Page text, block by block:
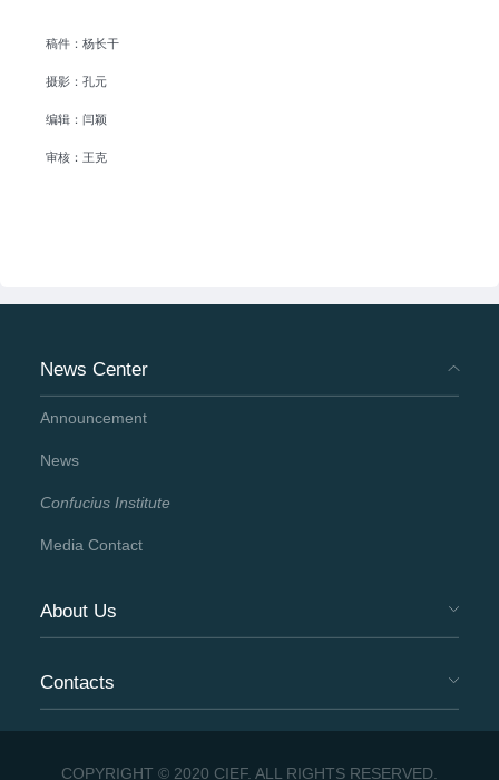
稿件：杨长干
摄影：孔元
编辑：闫颖
审核：王克
News Center
Announcement
News
Confucius Institute
Media Contact
About Us
Contacts
COPYRIGHT © 2020 CIEF. ALL RIGHTS RESERVED.